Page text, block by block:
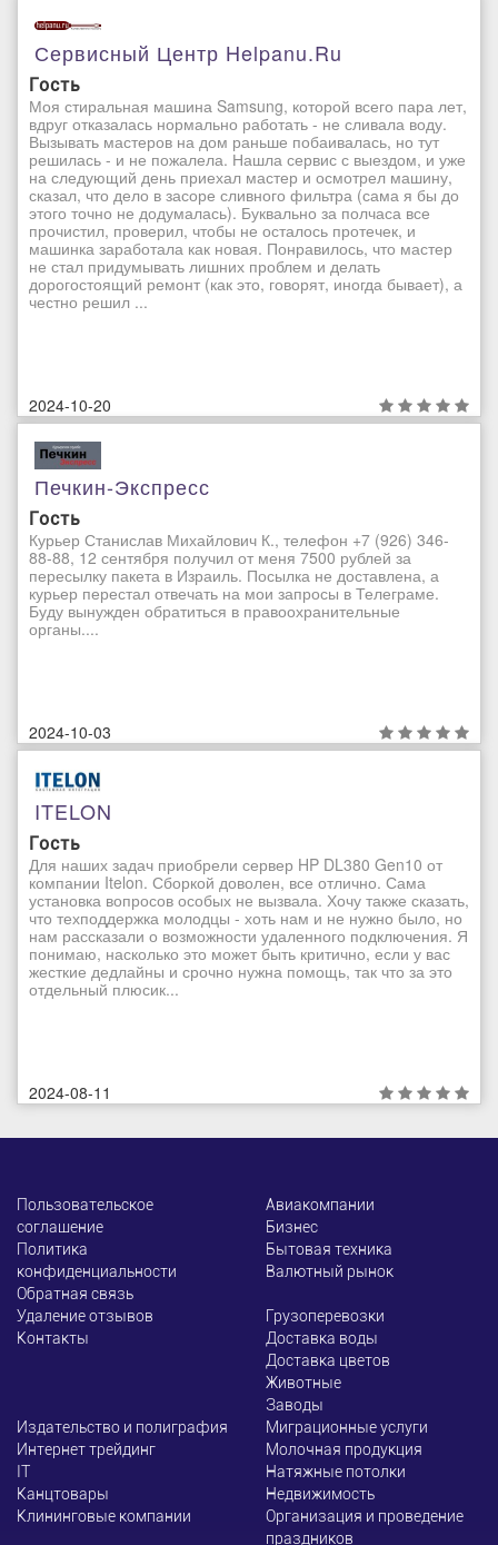
Сервисный Центр Helpanu.ru
Гость
Моя стиральная машина Samsung, которой всего пара лет,
вдруг отказалась нормально работать - не сливала воду.
Вызывать мастеров на дом раньше побаивалась, но тут
решилась - и не пожалела. Нашла сервис с выездом, и уже
на следующий день приехал мастер и осмотрел машину,
сказал, что дело в засоре сливного фильтра (сама я бы до
этого точно не додумалась). Буквально за полчаса все
прочистил, проверил, чтобы не осталось протечек, и
машинка заработала как новая. Понравилось, что мастер
не стал придумывать лишних проблем и делать
дорогостоящий ремонт (как это, говорят, иногда бывает), а
честно решил ...
2024-10-20
Печкин-Экспресс
Гость
Курьер Станислав Михайлович К., телефон +7 (926) 346-
88-88, 12 сентября получил от меня 7500 рублей за
пересылку пакета в Израиль. Посылка не доставлена, а
курьер перестал отвечать на мои запросы в Телеграме.
Буду вынужден обратиться в правоохранительные
органы....
2024-10-03
ITELON
Гость
Для наших задач приобрели сервер HP DL380 Gen10 от
компании Itelon. Сборкой доволен, все отлично. Сама
установка вопросов особых не вызвала. Хочу также сказать,
что техподдержка молодцы - хоть нам и не нужно было, но
нам рассказали о возможности удаленного подключения. Я
понимаю, насколько это может быть критично, если у вас
жесткие дедлайны и срочно нужна помощь, так что за это
отдельный плюсик...
2024-08-11
Пользовательское
соглашение
Политика
конфиденциальности
Обратная связь
Удаление отзывов
Контакты
Авиакомпании
Бизнес
Бытовая техника
Валютный рынок
Грузоперевозки
Доставка воды
Доставка цветов
Животные
Заводы
Издательство и полиграфия
Интернет трейдинг
ІТ
Канцтовары
Клининговые компании
Миграционные услуги
Молочная продукция
Натяжные потолки
Недвижимость
Организация и проведение
праздников